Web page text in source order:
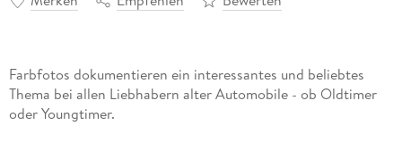
Farbfotos dokumentieren ein interessantes und beliebtes
Thema bei allen Liebhabern alter Automobile - ob Oldtimer
oder Youngtimer.